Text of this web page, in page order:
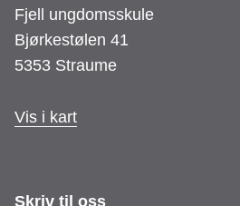
Fjell ungdomsskule
Bjørkestølen 41
5353 Straume
Vis i kart
Skriv til oss